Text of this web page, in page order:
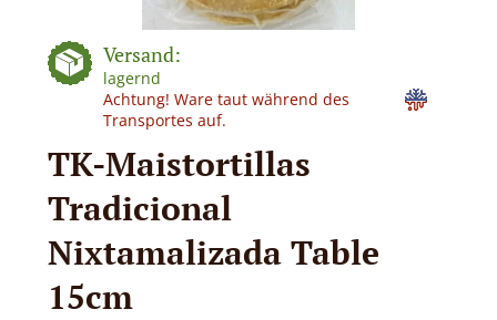
Versand:
lagernd
Achtung! Ware taut während des
Transportes auf.
TK-Maistortillas
Tradicional
Nixtamalizada Table
15cm